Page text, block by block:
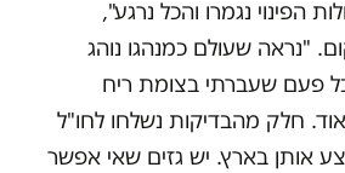
הפינוי נגמרו והכל נרגע",
"נראה שעולם כמנהגו נוהג
פעם שעברתי בצומת ריח
חלק מהבדיקות נשלחו לחו"ל
אותן בארץ. יש גזים שאי אפשר